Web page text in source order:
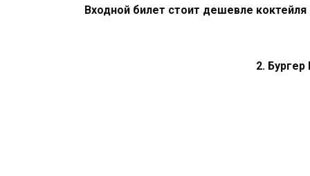
Входной билет стоит дешевле
2.